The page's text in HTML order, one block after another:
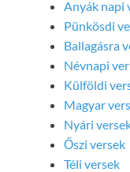
Anyák napi
Pünkösdi
Ballagásra
Névnapi
Külföldi
Magyar
Nyári
Őszi versek
Téli versek